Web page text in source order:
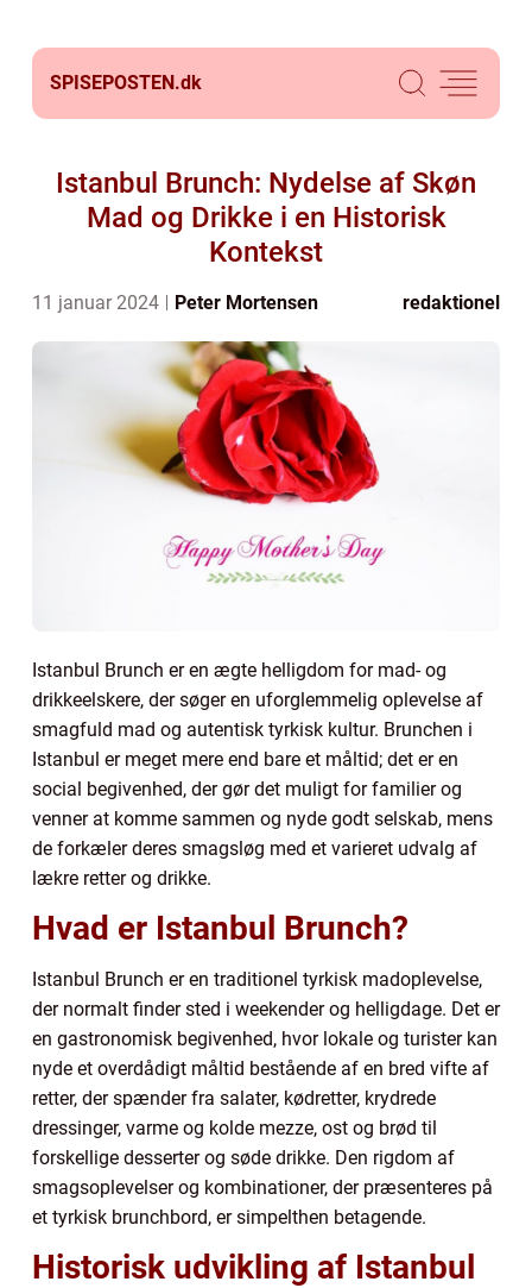
SPISEPOSTEN.dk
Istanbul Brunch: Nydelse af Skøn
Mad og Drikke i en Historisk
Kontekst
11 januar 2024 Peter Mortensen redaktionel
Istanbul Brunch er en ægte helligdom for mad- og
drikkeelskere, der søger en uforglemmelig oplevelse af
smagfuld mad og autentisk tyrkisk kultur. Brunchen i
Istanbul er meget mere end bare et måltid; det er en
social begivenhed, der gør det muligt for familier og
venner at komme sammen og nyde godt selskab, mens
de forkæler deres smagsløg med et varieret udvalg af
lækre retter og drikke.
Hvad er Istanbul Brunch?
Istanbul Brunch er en traditionel tyrkisk madoplevelse,
der normalt finder sted i weekender og helligdage. Det er
en gastronomisk begivenhed, hvor lokale og turister kan
nyde et overdådigt måltid bestående af en bred vifte af
retter, der spænder fra salater, kødretter, krydrede
dressinger, varme og kolde mezze, ost og brød til
forskellige desserter og søde drikke. Den rigdom af
smagsoplevelser og kombinationer, der præsenteres på
et tyrkisk brunchbord, er simpelthen betagende.
Historisk udvikling af Istanbul